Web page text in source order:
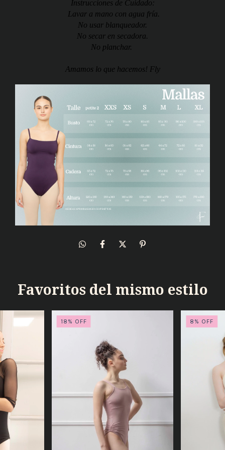
Instrucciones de Cuidado:
Lavar a mano con agua fría.
No usar blanqueador.
No secar en secadora.
No planchar.
Amamos lo que hacemos! Fly
Favoritos del mismo estilo
18 % OFF 8 % OFF